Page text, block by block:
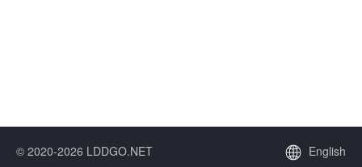
© 2020-2026 LDDGO.NET English